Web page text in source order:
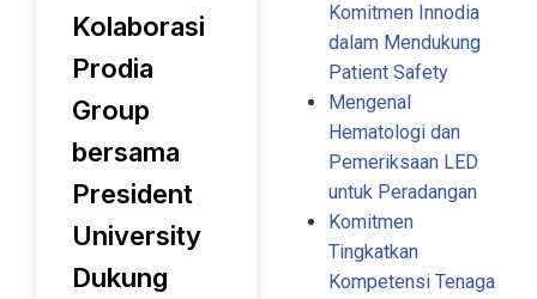
Kolaborasi
Prodia
Group
bersama
President
University
Dukung
Komitmen Innodia
dalam Mendukung
Patient Safety​
Mengenal
Hematologi dan
Pemeriksaan LED
untuk Peradangan
Komitmen
Tingkatkan
Kompetensi Tenaga